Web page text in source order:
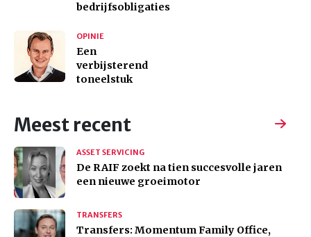
bedrijfsobligaties
OPINIE
Een
verbijsterend
toneelstuk
Meest recent
ASSET SERVICING
De RAIF zoekt na tien succesvolle jaren
een nieuwe groeimotor
TRANSFERS
Transfers: Momentum Family Office,